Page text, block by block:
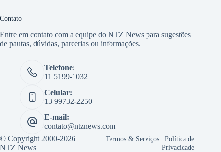
Contato
Entre em contato com a equipe do NTZ News para sugestões
de pautas, dúvidas, parcerias ou informações.
Telefone:
11 5199-1032
Celular:
13 99732-2250
E-mail:
contato@ntznews.com
© Copyright 2000-2026
NTZ News
Termos & Serviços |Política de
Privacidade